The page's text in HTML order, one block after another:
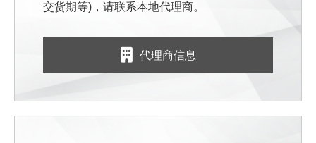
交货期等)，请联系本地代理商。
代理商信息